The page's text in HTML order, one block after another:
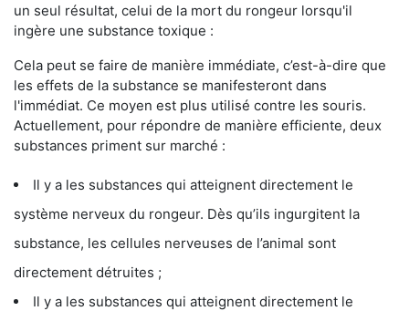
un seul résultat, celui de la mort du rongeur lorsqu'il
ingère une substance toxique :
Cela peut se faire de manière immédiate, c’est-à-dire que
les effets de la substance se manifesteront dans
l'immédiat. Ce moyen est plus utilisé contre les souris.
Actuellement, pour répondre de manière efficiente, deux
substances priment sur marché :
Il y a les substances qui atteignent directement le
système nerveux du rongeur. Dès qu’ils ingurgitent la
substance, les cellules nerveuses de l’animal sont
directement détruites ;
Il y a les substances qui atteignent directement le